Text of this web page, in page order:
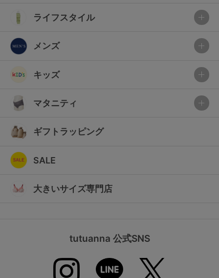
ライフスタイル
メンズ
キッズ
マタニティ
ギフトラッピング
SALE
大きいサイズ専門店
tutuanna 公式SNS